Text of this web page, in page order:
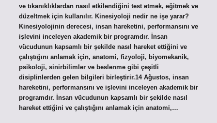
ve tıkanıklıklardan nasıl etkilendiğini test etmek, eğitmek ve
düzeltmek için kullanılır. Kinesiyoloji nedir ne işe yarar?
Kinesiyolojinin derecesi, insan hareketini, performansını ve
işlevini inceleyen akademik bir programdır. İnsan
vücudunun kapsamlı bir şekilde nasıl hareket ettiğini ve
çalıştığını anlamak için, anatomi, fizyoloji, biyomekanik,
psikoloji, sinirbilimler ve beslenme gibi çeşitli
disiplinlerden gelen bilgileri birleştirir.14 Ağustos, insan
hareketini, performansını ve işlevini inceleyen akademik bir
programdır. İnsan vücudunun kapsamlı bir şekilde nasıl
hareket ettiğini ve çalıştığını anlamak için anatomi,…